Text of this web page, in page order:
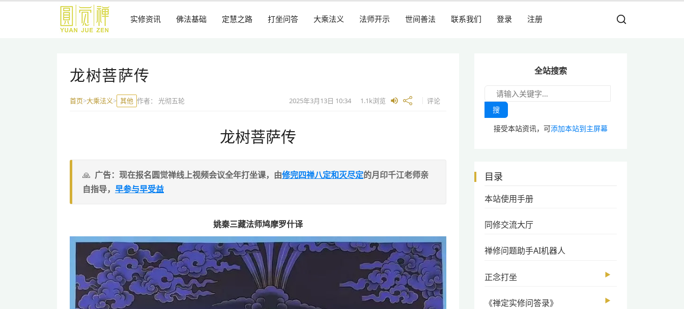
实修资讯 佛法基础 定慧之路 打坐问答 大乘法义 法师开示 世间善法 联系我们 登录 注册
龙树菩萨传
首页>大乘法义> 其他 作者： 光彻五轮 2025年3月13日 10:34 1.1k浏览 评论
龙树菩萨传
广告：现在报名圆觉禅线上视频会议全年打坐课，由修完四禅八定和灭尽定的月印千江老师亲
自指导， 早参与早受益
姚秦三藏法师鸠摩罗什译
全站搜索
搜
接受本站资讯，可添加本站到主屏幕
目录
本站使用手册
同修交流大厅
禅修问题助手AI机器人
正念打坐 ▶
《禅定实修问答录》 ▶